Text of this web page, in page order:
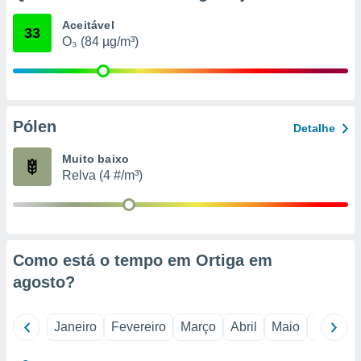
qual se
tal,
na
de
ou aceder
33 Aceitável
O₃ (84 µg/m³)
Pólen Detalhe
Muito baixo
Relva (4 #/m³)
Como está o tempo em Ortiga em
agosto?
Janeiro Fevereiro Março Abril Maio Junho